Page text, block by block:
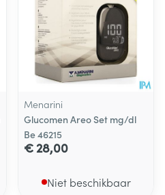
Menarini
Glucomen Areo Set mg/dl
Be 46215
€ 28,00
Niet beschikbaar